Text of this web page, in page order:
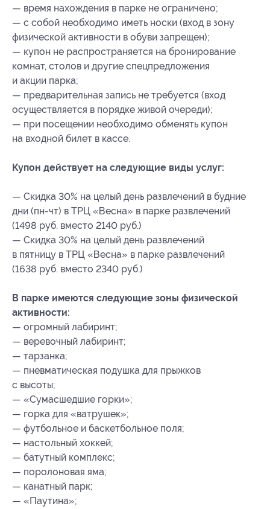
— время нахождения в парке не ограничено;
— с собой необходимо иметь носки (вход в зону
физической активности в обуви запрещен);
— купон не распространяется на бронирование
комнат, столов и другие спецпредложения
и акции парка;
— предварительная запись не требуется (вход
осуществляется в порядке живой очереди);
— при посещении необходимо обменять купон
на входной билет в кассе.
Купон действует на следующие виды услуг:
— Скидка 30% на целый день развлечений в будние
дни (пн-чт) в ТРЦ «Весна» в парке развлечений
(1498 руб. вместо 2140 руб.)
— Скидка 30% на целый день развлечений
в пятницу в ТРЦ «Весна» в парке развлечений
(1638 руб. вместо 2340 руб.)
В парке имеются следующие зоны физической
активности:
— огромный лабиринт;
— веревочный лабиринт;
— тарзанка;
— пневматическая подушка для прыжков
с высоты;
— «Сумасшедшие горки»;
— горка для «ватрушек»;
— футбольное и баскетбольное поля;
— настольный хоккей;
— батутный комплекс;
— поролоновая яма;
— канатный парк;
— «Паутина»;